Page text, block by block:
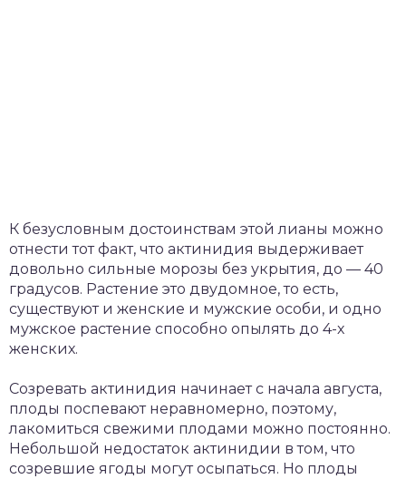
К безусловным достоинствам этой лианы можно
отнести тот факт, что актинидия выдерживает
довольно сильные морозы без укрытия, до — 40
градусов. Растение это двудомное, то есть,
существуют и женские и мужские особи, и одно
мужское растение способно опылять до 4-х
женских.
Созревать актинидия начинает с начала августа,
плоды поспевают неравномерно, поэтому,
лакомиться свежими плодами можно постоянно.
Небольшой недостаток актинидии в том, что
созревшие ягоды могут осыпаться. Но плоды